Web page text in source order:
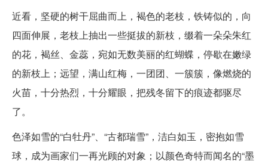
近看，坚硬的树干屈曲而上，褐色的老枝，铁铸似的，向
四面伸展，老枝上抽出一些挺拔的新枝，缀着一朵朵朱红
的花，褐丝、金蕊，宛如无数美丽的红蝴蝶，停歇在嫩绿
的新枝上；远望，满山红梅，一团团、一簇簇，像燃烧的
火苗，十分热烈，十分耀眼，把残冬留下的痕迹都驱尽
了。
色泽如雪的“白牡丹”、“古都瑞雪”，洁白如玉，密抱如雪
球，成为画家们一再光顾的对象；以颜色奇特而闻名的“墨